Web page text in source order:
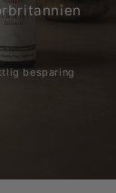
besparing